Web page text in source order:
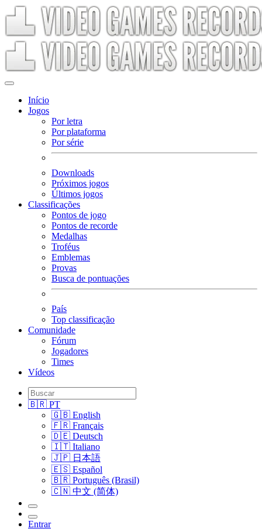
Início
Jogos
Por letra
Por plataforma
Por série
Downloads
Próximos jogos
Últimos jogos
Classificações
Pontos de jogo
Pontos de recorde
Medalhas
Troféus
Emblemas
Provas
Busca de pontuações
País
Top classificação
Comunidade
Fórum
Jogadores
Times
Vídeos
🇧🇷 PT
🇬🇧 English
🇫🇷 Français
🇩🇪 Deutsch
🇮🇹 Italiano
🇯🇵 日本語
🇪🇸 Español
🇧🇷 Português (Brasil)
🇨🇳 中文 (简体)
Entrar